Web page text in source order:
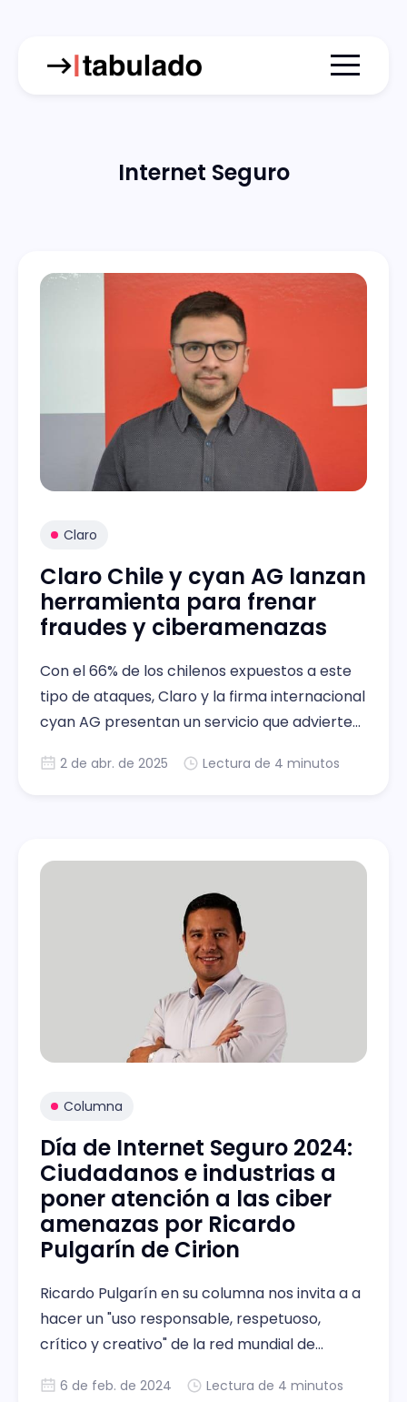
Menu
Internet Seguro
Claro
Claro Chile y cyan AG lanzan
herramienta para frenar
fraudes y ciberamenazas
Con el 66% de los chilenos expuestos a este
tipo de ataques, Claro y la firma internacional
cyan AG presentan un servicio que advierte
y robo de contraseñas sin necesidad de
2 de abr. de 2025 Lectura de 4 minutos
Columna
Día de Internet Seguro 2024:
Ciudadanos e industrias a
poner atención a las ciber
amenazas por Ricardo
Pulgarín de Cirion
Ricardo Pulgarín en su columna nos invita a a
hacer un "uso responsable, respetuoso,
crítico y creativo" de la red mundial de
6 de feb. de 2024 Lectura de 4 minutos